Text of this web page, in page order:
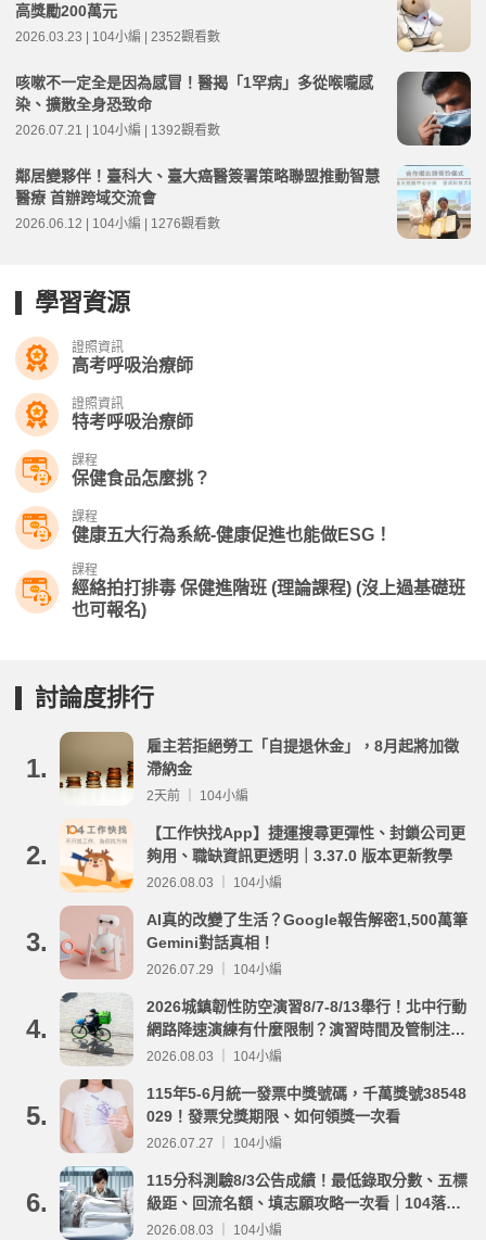
高獎勵200萬元
2026.03.23 | 104小編 | 2352觀看數
咳嗽不一定全是因為感冒！醫揭「1罕病」多從喉嚨感
染、擴散全身恐致命
2026.07.21 | 104小編 | 1392觀看數
鄰居變夥伴！臺科大、臺大癌醫簽署策略聯盟推動智慧
醫療 首辦跨域交流會
2026.06.12 | 104小編 | 1276觀看數
學習資源
證照資訊
高考呼吸治療師
證照資訊
特考呼吸治療師
課程
保健食品怎麼挑？
課程
健康五大行為系統-健康促進也能做ESG！
課程
經絡拍打排毒 保健進階班 (理論課程) (沒上過基礎班
也可報名)
討論度排行
1.
雇主若拒絕勞工「自提退休金」，8月起將加徵
滯納金
2天前 ｜ 104小編
2.
【工作快找App】捷運搜尋更彈性、封鎖公司更
夠用、職缺資訊更透明｜3.37.0 版本更新教學
2026.08.03 ｜ 104小編
3.
AI真的改變了生活？Google報告解密1,500萬筆
Gemini對話真相！
2026.07.29 ｜ 104小編
4.
2026城鎮韌性防空演習8/7-8/13舉行！北中行動
網路降速演練有什麼限制？演習時間及管制注意
事項整理
2026.08.03 ｜ 104小編
5.
115年5-6月統一發票中獎號碼，千萬獎號38548
029！發票兌獎期限、如何領獎一次看
2026.07.27 ｜ 104小編
6.
115分科測驗8/3公告成績！最低錄取分數、五標
級距、回流名額、填志願攻略一次看｜104落點
分析
2026.08.03 ｜ 104小編